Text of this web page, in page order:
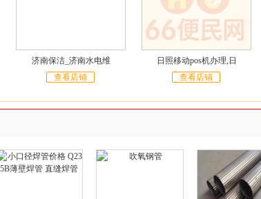
济南保洁_济南水电维
查看店铺
日照移动pos机办理,日
查看店铺